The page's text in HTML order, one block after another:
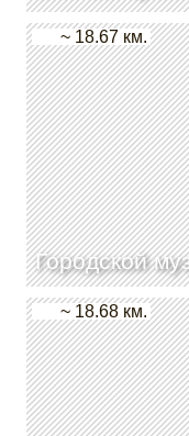
Городской
~ 18.67 км.
~ 18.68 км.